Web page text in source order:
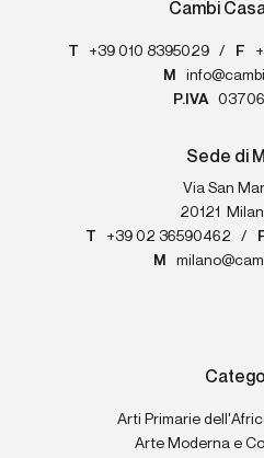
Cambi
T +39 010 8395029 / F
M
P.IVA
Sede di
Via San
20121
T
+39 02 36590462 /
M
Arti Primarie
Arte Moderna e